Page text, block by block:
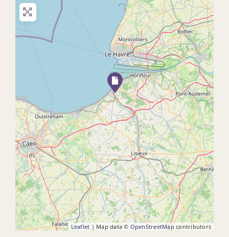
Leaflet | Map data © OpenStreetMapcontributors